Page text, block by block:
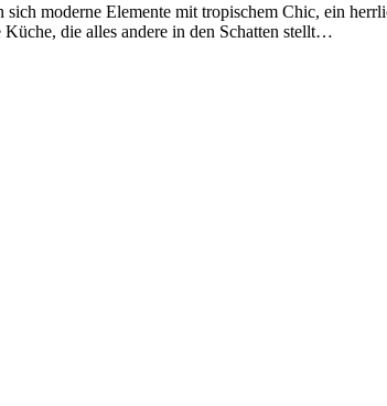
moderne Elemente mit tropischem Chic, ein
die alles andere in den Schatten stellt…